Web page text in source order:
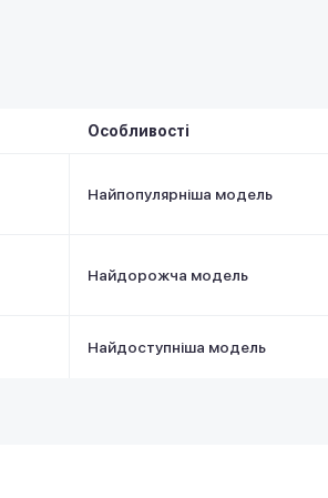
Особливості
Найпопулярніша модель
Найдорожча модель
Найдоступніша модель